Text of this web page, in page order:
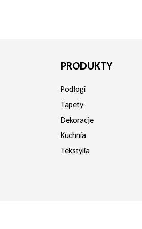
PRODUKTY
Podłogi
Tapety
Dekoracje
Kuchnia
Tekstylia